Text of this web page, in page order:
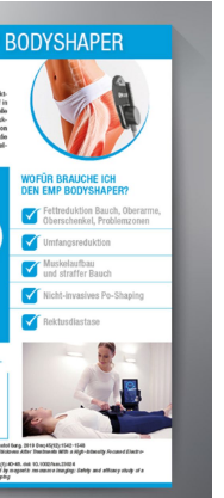
schöner"
"So
noch nie"